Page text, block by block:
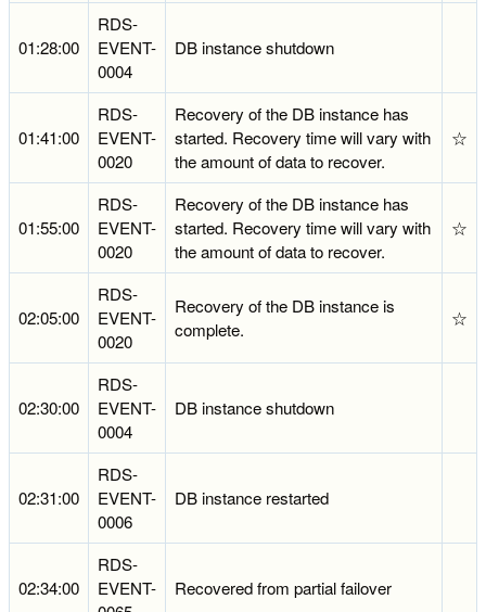
01:28:00
RDS-
EVENT-
0004
DB instance shutdown
01:41:00
RDS-
EVENT-
0020
Recovery of the DB instance has
started. Recovery time will vary with
the amount of data to recover.
☆
01:55:00
RDS-
EVENT-
0020
Recovery of the DB instance has
started. Recovery time will vary with
the amount of data to recover.
☆
02:05:00
RDS-
EVENT-
0020
Recovery of the DB instance is
complete.
☆
02:30:00
RDS-
EVENT-
0004
DB instance shutdown
02:31:00
RDS-
EVENT-
0006
DB instance restarted
02:34:00
RDS-
EVENT-
Recovered from partial failover